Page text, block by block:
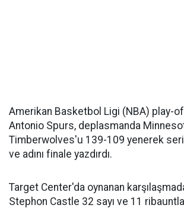
Amerikan Basketbol Ligi (NBA) play-
Antonio Spurs, deplasmanda
Timberwolves'u 139-109 yenerek
ve adını finale yazdırdı.
Target Center'da oynanan
Stephon Castle 32 sayı ve 11